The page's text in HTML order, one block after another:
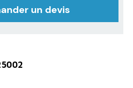
un devis